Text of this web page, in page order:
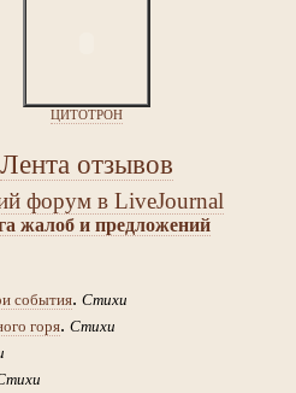
ЦИТОТРОН
Лента отзывов
форум в LiveJournal
жалоб и предложений
события. Стихи
горя. Стихи